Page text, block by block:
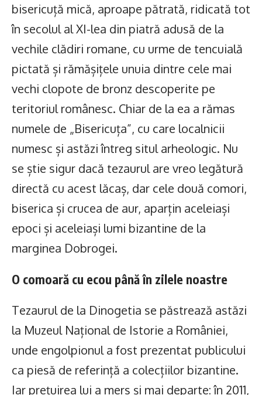
bisericuță mică, aproape pătrată, ridicată tot
în secolul al XI-lea din piatră adusă de la
vechile clădiri romane, cu urme de tencuială
pictată și rămășițele unuia dintre cele mai
vechi clopote de bronz descoperite pe
teritoriul românesc. Chiar de la ea a rămas
numele de „Bisericuța”, cu care localnicii
numesc și astăzi întreg situl arheologic. Nu
se știe sigur dacă tezaurul are vreo legătură
directă cu acest lăcaș, dar cele două comori,
biserica și crucea de aur, aparțin aceleiași
epoci și aceleiași lumi bizantine de la
marginea Dobrogei.
O comoară cu ecou până în zilele noastre
Tezaurul de la Dinogetia se păstrează astăzi
la Muzeul Național de Istorie a României,
unde engolpionul a fost prezentat publicului
ca piesă de referință a colecțiilor bizantine.
Iar prețuirea lui a mers și mai departe: în 2011,